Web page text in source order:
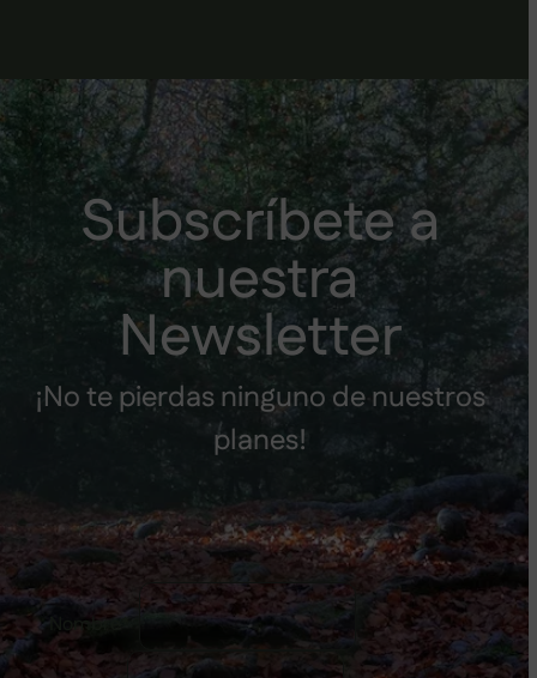
Subscríbete a
nuestra
Newsletter
¡No te pierdas ninguno de nuestros
planes!
Nombre*